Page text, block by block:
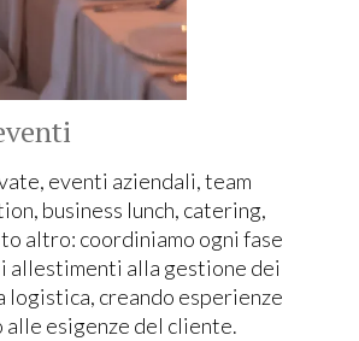
eventi aziendali, team
business lunch, catering,
altro: coordiniamo ogni fase
allestimenti alla gestione dei
creando esperienze
esigenze del cliente.